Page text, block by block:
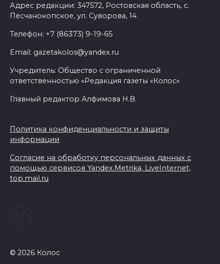
08 августа 2026 10:35
В Ростовской области
объявили штормовое
высокого риска пожаров
Азовского моря сбили
вражеские БПЛА
08 августа 2026 09:29
Ночью дежурными силами
Адрес редакции: 347572, Ростовская область, с.
Песчанокопское, ул. Суворова, 14.
Телефон: +7 (86373) 9-19-65
Email: gazetakolos@yandex.ru
Учредитель: Общество с ограниченной
ответственностью «Редакция газеты «Колос»
Главный редактор Алфимова Н.В.
Политика конфиденциальности и защиты
информации
Согласие на обработку персональных данных с
помощью сервисов Yandex.Metrika, LiveInternet,
top.mail.ru
© 2026 Колос